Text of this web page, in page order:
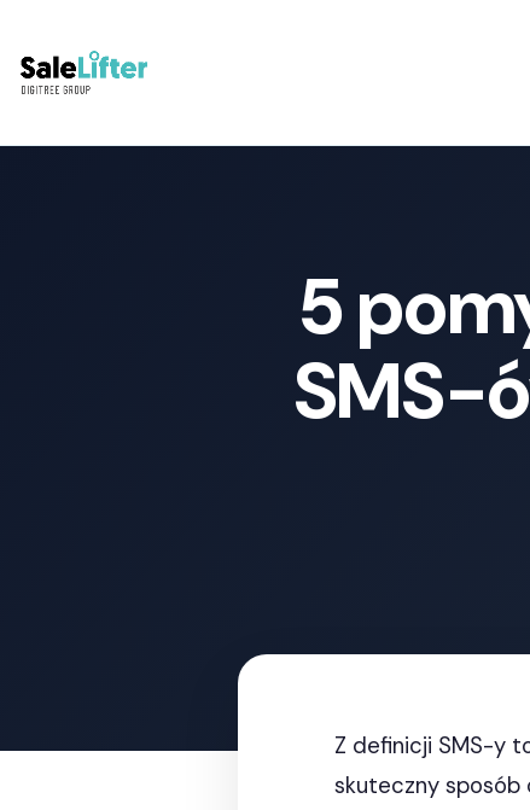
5
SMS-
Z definicji SMS-y
skuteczny sposób